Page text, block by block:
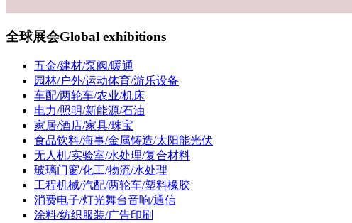
全球展会Global exhibitions
五金/建材/泵阀/暖通
园林/户外/运动体育/游乐设备
车配/两轮车/农业/机床
电力/照明/新能源/石油
家居/酒店/家具/珠宝
食品饮料/海事/金属铸造/太阳能光伏
无人机/实验室/水处理/复合材料
玻璃门窗/化工/物流/水处理
工程机械/汽配/两轮车/塑料橡胶
消费电子/灯光舞台音响/通信
涂料/纺织服装/广告印刷